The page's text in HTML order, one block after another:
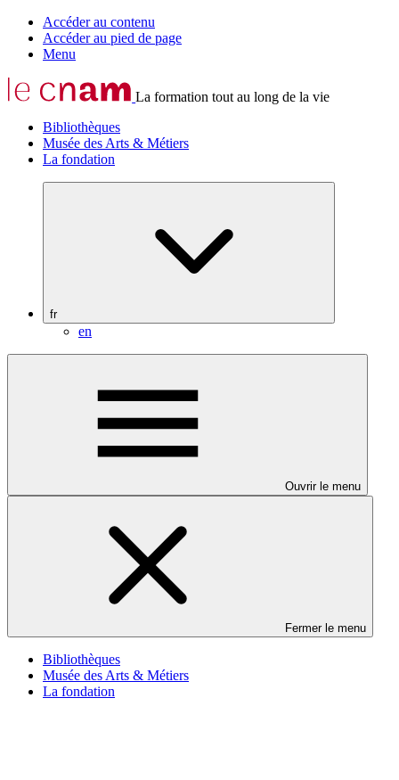
Accéder au contenu
Accéder au pied de page
Menu
La formation tout au long de la vie
Bibliothèques
Musée des Arts & Métiers
La fondation
fr
en
Ouvrir le menu
Fermer le menu
Bibliothèques
Musée des Arts & Métiers
La fondation